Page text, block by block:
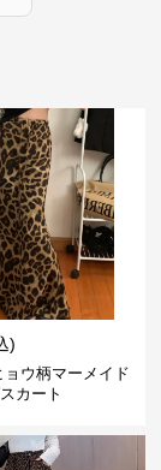
)
ョウ柄マーメイド
カート